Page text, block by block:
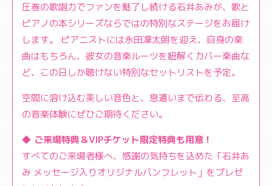
圧巻の歌唱力でファンを魅了し続ける石井あみが、歌と
ピアノの本シリーズならではの特別なステージをお届け
します。 ピアニストには永田凜太朗を迎え、自身の楽
曲はもちろん、彼女の音楽ルーツを紐解くカバー楽曲な
ど、この日しか聴けない特別なセットリストを予定。
空間に溶け込む美しい音色と、息遣いまで伝わる、至高
の音楽体験にぜひご期待ください。
◆ ご来場特典＆VIPチケット限定特典も用意！
すべてのご来場者様へ、感謝の気持ちを込めた「石井あ
み メッセージ入りオリジナルパンフレット」をプレゼ